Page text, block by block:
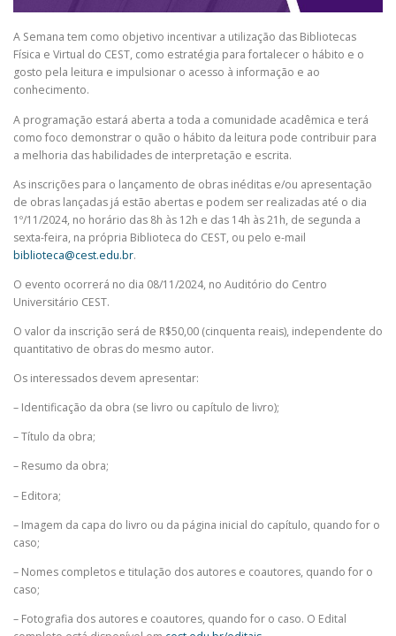
A Semana tem como objetivo incentivar a utilização das Bibliotecas
Física e Virtual do CEST, como estratégia para fortalecer o hábito e o
gosto pela leitura e impulsionar o acesso à informação e ao
conhecimento.
A programação estará aberta a toda a comunidade acadêmica e terá
como foco demonstrar o quão o hábito da leitura pode contribuir para
a melhoria das habilidades de interpretação e escrita.
As inscrições para o lançamento de obras inéditas e/ou apresentação
de obras lançadas já estão abertas e podem ser realizadas até o dia
1º/11/2024, no horário das 8h às 12h e das 14h às 21h, de segunda a
sexta-feira, na própria Biblioteca do CEST, ou pelo e-mail
biblioteca@cest.edu.br.
O evento ocorrerá no dia 08/11/2024, no Auditório do Centro
Universitário CEST.
O valor da inscrição será de R$50,00 (cinquenta reais), independente do
quantitativo de obras do mesmo autor.
Os interessados devem apresentar:
– Identificação da obra (se livro ou capítulo de livro);
– Título da obra;
– Resumo da obra;
– Editora;
– Imagem da capa do livro ou da página inicial do capítulo, quando for o
caso;
– Nomes completos e titulação dos autores e coautores, quando for o
caso;
– Fotografia dos autores e coautores, quando for o caso. O Edital